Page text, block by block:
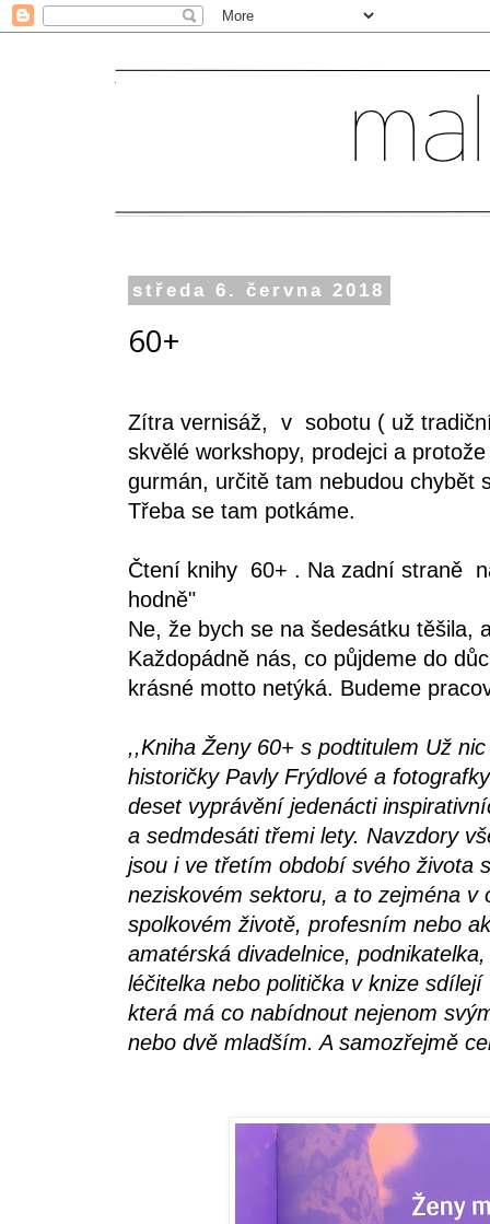
středa 6. června 2018
60+
Zítra vernisáž, v sobotu ( už
skvělé workshopy, prodejci a
gurmán, určitě tam nebudou chybět
Třeba se tam potkáme.
Čtení knihy 60+ . Na zadní straně
hodně"
Ne, že bych se na šedesátku těšila,
Každopádně nás, co půjdeme do
krásné motto netýká. Budeme
,,Kniha Ženy 60+ s podtitulem Už
historičky Pavly Frýdlové a
deset vyprávění jedenácti
a sedmdesáti třemi lety. Navzdory
jsou i ve třetím období svého života
neziskovém sektoru, a to zejména
spolkovém životě, profesním nebo
amatérská divadelnice,
léčitelka nebo politička v knize
která má co nabídnout nejenom
nebo dvě mladším. A samozřejmě